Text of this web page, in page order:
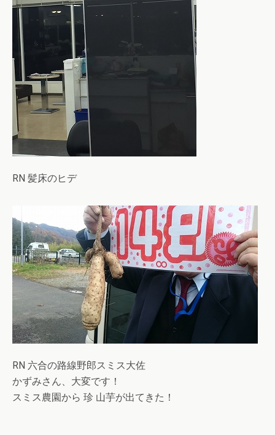
RN 髪床のヒデ
RN 六合の路線野郎スミス大佐
かずみさん、大変です！
スミス農園から 珍 山芋が出てきた！